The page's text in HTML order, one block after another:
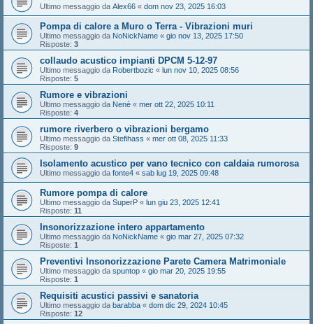
Ultimo messaggio da Alex66 « dom nov 23, 2025 16:03
Pompa di calore a Muro o Terra - Vibrazioni muri
Ultimo messaggio da NoNickName « gio nov 13, 2025 17:50
Risposte: 3
collaudo acustico impianti DPCM 5-12-97
Ultimo messaggio da Robertbozic « lun nov 10, 2025 08:56
Risposte: 5
Rumore e vibrazioni
Ultimo messaggio da Nenè « mer ott 22, 2025 10:11
Risposte: 4
rumore riverbero o vibrazioni bergamo
Ultimo messaggio da Stefihass « mer ott 08, 2025 11:33
Risposte: 9
Isolamento acustico per vano tecnico con caldaia rumorosa
Ultimo messaggio da fonte4 « sab lug 19, 2025 09:48
Rumore pompa di calore
Ultimo messaggio da SuperP « lun giu 23, 2025 12:41
Risposte: 11
Insonorizzazione intero appartamento
Ultimo messaggio da NoNickName « gio mar 27, 2025 07:32
Risposte: 1
Preventivi Insonorizzazione Parete Camera Matrimoniale
Ultimo messaggio da spuntop « gio mar 20, 2025 19:55
Risposte: 1
Requisiti acustici passivi e sanatoria
Ultimo messaggio da barabba « dom dic 29, 2024 10:45
Risposte: 12